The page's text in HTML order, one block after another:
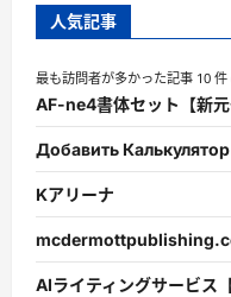
人気記事
最も訪問者が多かった記事 10 件
AF-ne4書体セット【新元
Добавить
Kアリーナ
AIライティングサービス